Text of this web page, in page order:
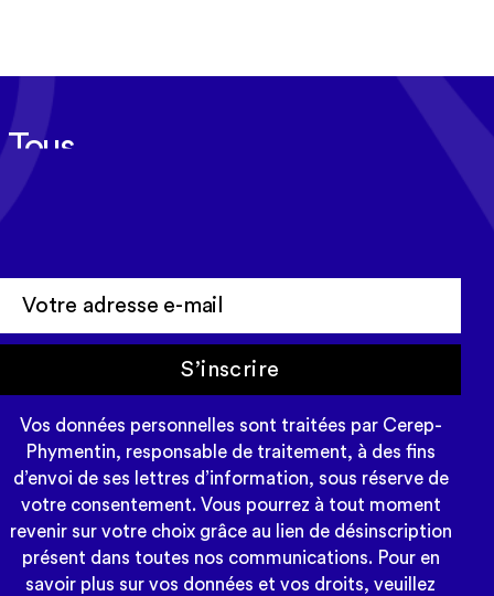
Tous les mois, recevez l'actualité
S’inscrire
Vos données personnelles sont traitées par Cerep-
Phymentin, responsable de traitement, à des fins
d’envoi de ses lettres d’information, sous réserve de
votre consentement. Vous pourrez à tout moment
revenir sur votre choix grâce au lien de désinscription
présent dans toutes nos communications. Pour en
savoir plus sur vos données et vos droits, veuillez